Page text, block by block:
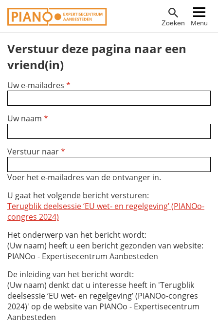
Overslaan
en
de
inhoud
gaan
Zoeken Menu
Hoofdnavigatie
Verstuur deze pagina naar een
vriend(in)
Uw e-mailadres *
Uw naam *
Verstuur naar*
Voer het e-mailadres van de ontvanger in.
U gaat het volgende bericht versturen:
Terugblik deelsessie ‘EU wet- en regelgeving’ (PIANOo-
congres 2024)
Het onderwerp van het bericht wordt:
(Uw naam) heeft u een bericht gezonden van website:
PIANOo - Expertisecentrum Aanbesteden
De inleiding van het bericht wordt:
(Uw naam) denkt dat u interesse heeft in 'Terugblik
deelsessie ‘EU wet- en regelgeving’ (PIANOo-congres
2024)' op de website van PIANOo - Expertisecentrum
Aanbesteden